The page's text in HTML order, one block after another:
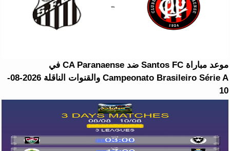
موعد مباراة Santos FC ضد CA Paranaense في
Campeonato Brasileiro Série A والقنوات الناقلة 2026-08-
10